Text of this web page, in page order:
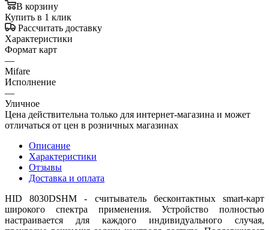
В корзину
Купить в 1 клик
Рассчитать доставку
Характеристики
Формат карт
—
Mifare
Исполнение
—
Уличное
Цена действительна только для интернет-магазина и может
отличаться от цен в розничных магазинах
Описание
Характеристики
Отзывы
Доставка и оплата
HID 8030DSHM - cчитыватель бесконтактных smart-карт
широкого спектра применения. Устройство полностью
настраивается для каждого индивидуального случая,